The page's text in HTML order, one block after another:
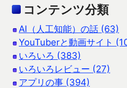
コンテンツ分類
AI（人工知能）の話 (63)
YouTuberと動画サイト
いろいろ (383)
いろいろレビュー (27)
アプリの事 (394)